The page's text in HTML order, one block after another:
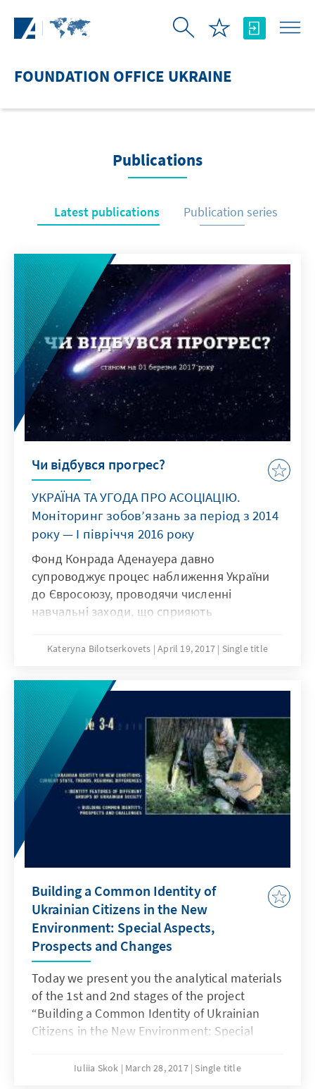
FOUNDATION OFFICE UKRAINE
Publications
Latest publications Publication series
Чи відбувся прогрес?
УКРАЇНА ТА УГОДА ПРО АСОЦІАЦІЮ.
Моніторинг зобов’язань за період з 2014
року — І півріччя 2016 року
Фонд Конрада Аденауера давно
супроводжує процес наближення України
до Євросоюзу, проводячи численні
навчальні заходи, що сприяють
євроінтеграції. Останнім часом наша
асоціацію України з ЄС, яка є найбільшим
міжнародно-правовим документом за всю
історію України, містить зобов'язання щодо
життєво необхідних Україні реформ і
створює необхідну мотивацію в умовах
дефіциту внутрішньої політичної волі та
організаційної здатності до здійснення
політики в інтересах усього суспільства, а
Kateryna Bilotserkovets April 19, 2017 Single title
Building a Common Identity of
Ukrainian Citizens in the New
Environment: Special Aspects,
Prospects and Changes
Today we present you the analytical materials
of the 1st and 2nd stages of the project
“Building a Common Identity of Ukrainian
Citizens in the New Environment: Special
conducted by Razumkov Centre under the
Iuliia Skok March 28, 2017 Single title